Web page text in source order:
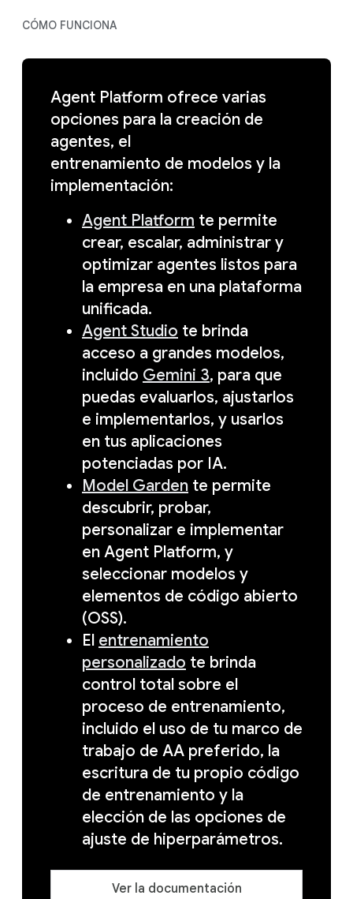
CÓMO FUNCIONA
Agent Platform ofrece varias
opciones para la creación de
agentes, el
entrenamiento de modelos y la
implementación:
Agent Platform te permite
crear, escalar, administrar y
optimizar agentes listos para
la empresa en una plataforma
unificada.
Agent Studio te brinda
acceso a grandes modelos,
incluido Gemini 3, para que
puedas evaluarlos, ajustarlos
e implementarlos, y usarlos
en tus aplicaciones
potenciadas por IA.
Model Garden te permite
descubrir, probar,
personalizar e implementar
en Agent Platform, y
seleccionar modelos y
elementos de código abierto
(OSS).
El entrenamiento
personalizado te brinda
control total sobre el
proceso de entrenamiento,
incluido el uso de tu marco de
trabajo de AA preferido, la
escritura de tu propio código
de entrenamiento y la
elección de las opciones de
ajuste de hiperparámetros.
Ver la documentación